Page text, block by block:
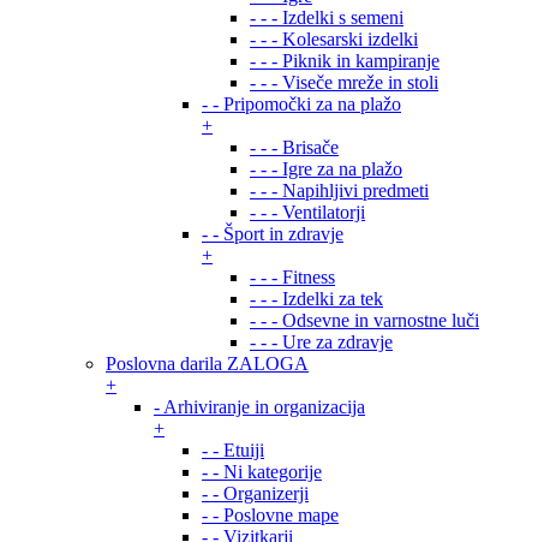
- - - Izdelki s semeni
- - - Kolesarski izdelki
- - - Piknik in kampiranje
- - - Viseče mreže in stoli
- - Pripomočki za na plažo
+
- - - Brisače
- - - Igre za na plažo
- - - Napihljivi predmeti
- - - Ventilatorji
- - Šport in zdravje
+
- - - Fitness
- - - Izdelki za tek
- - - Odsevne in varnostne luči
- - - Ure za zdravje
Poslovna darila ZALOGA
+
- Arhiviranje in organizacija
+
- - Etuiji
- - Ni kategorije
- - Organizerji
- - Poslovne mape
- - Vizitkarji